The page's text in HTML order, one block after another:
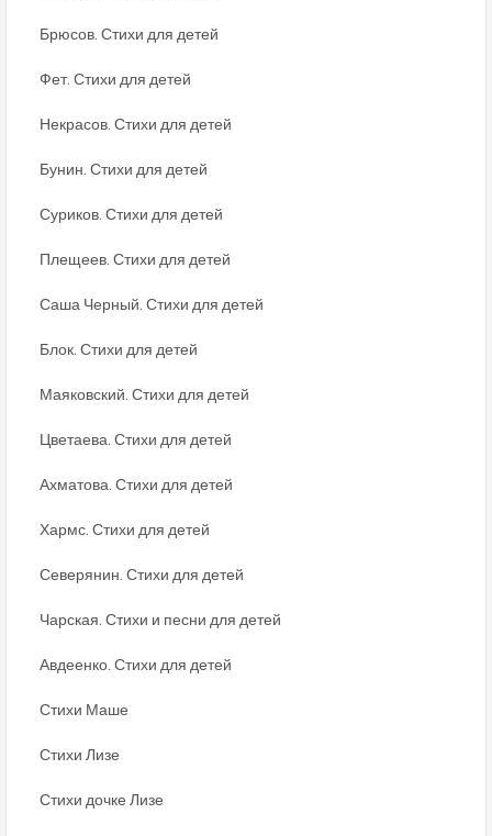
Брюсов. Стихи для детей
Фет. Стихи для детей
Некрасов. Стихи для детей
Бунин. Стихи для детей
Суриков. Стихи для детей
Плещеев. Стихи для детей
Саша Черный. Стихи для детей
Блок. Стихи для детей
Маяковский. Стихи для детей
Цветаева. Стихи для детей
Ахматова. Стихи для детей
Хармс. Стихи для детей
Северянин. Стихи для детей
Чарская. Стихи и песни для детей
Авдеенко. Стихи для детей
Стихи Маше
Стихи Лизе
Стихи дочке Лизе